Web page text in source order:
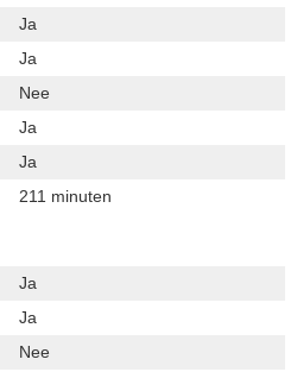
Ja
Ja
Nee
Ja
Ja
211 minuten
Ja
Ja
Nee